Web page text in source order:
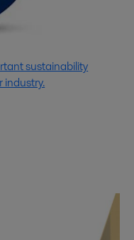
sustainability
industry.